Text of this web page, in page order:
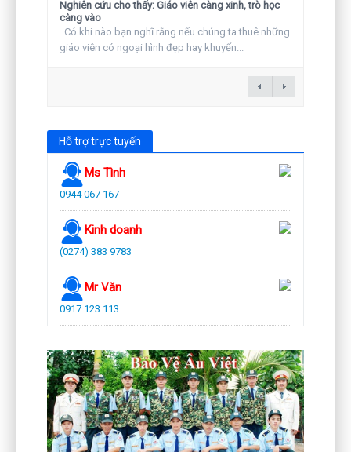
Nghiên cứu cho thấy: Giáo viên càng xinh, trò học
càng vào
Có khi nào bạn nghĩ rằng nếu chúng ta thuê những
giáo viên có ngoại hình đẹp hay khuyến...
Hỗ trợ trực tuyến
Ms Tình
0944 067 167
Kinh doanh
(0274) 383 9783
Mr Văn
0917 123 113